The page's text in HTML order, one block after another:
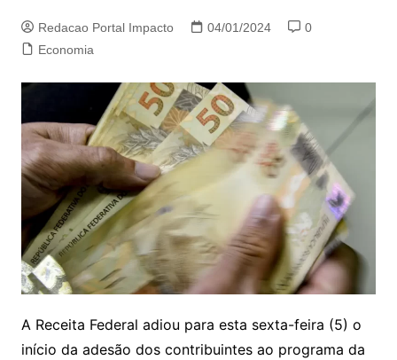
Redacao Portal Impacto 04/01/2024
0
Economia
A Receita Federal adiou para esta sexta-feira (5) o
início da adesão dos contribuintes ao programa da